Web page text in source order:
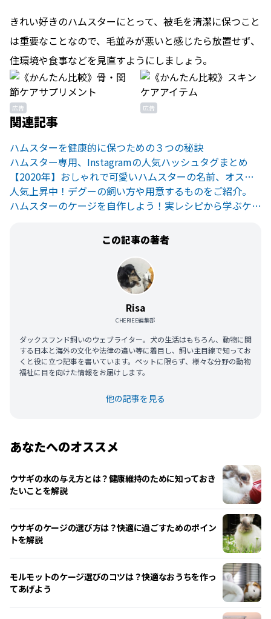
きれい好きのハムスターにとって、被毛を清潔に保つこと
は重要なことなので、毛並みが悪いと感じたら放置せず、
住環境や食事などを見直すようにしましょう。
広告 広告
関連記事
ハムスターを健康的に保つための３つの秘訣
ハムスター専用、Instagramの人気ハッシュタグまとめ
【2020年】おしゃれで可愛いハムスターの名前、オススメ決定版！
人気上昇中！デグーの飼い方や用意するものをご紹介。
ハムスターのケージを自作しよう！実レシピから学ぶケージ作り・続編
この記事の著者
Risa
CHERIEE編集部
ダックスフンド飼いのウェブライター。犬の生活はもちろん、動物に関
する日本と海外の文化や法律の違い等に着目し、飼い主目線で知ってお
くと役に立つ記事を書いています。ペットに限らず、様々な分野の動物
福祉に目を向けた情報をお届けします。
他の記事を見る
あなたへのオススメ
ウサギの水の与え方とは？健康維持のために知っておき
たいことを解説
ウサギのケージの選び方は？快適に過ごすためのポイン
トを解説
モルモットのケージ選びのコツは？快適なおうちを作っ
てあげよう